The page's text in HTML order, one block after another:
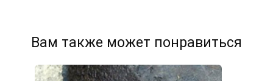
Вам также может понравиться